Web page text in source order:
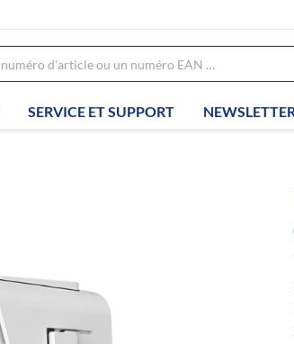
SERVICE ET SUPPORT